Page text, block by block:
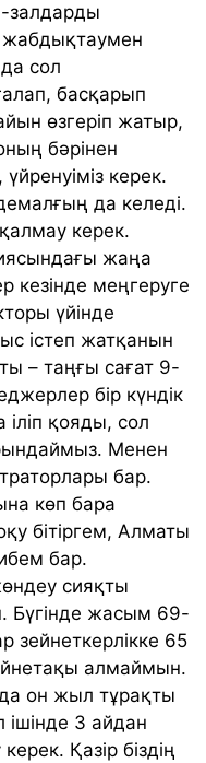
залдарды
сол
басқарып
өзгеріп жатыр,
бәрінен
керек.
да келеді.
керек.
жаңа
кезінде меңгеруге
үйінде
істеп жатқанын
– таңғы сағат 9-
бір күндік
қояды, сол
Менен
бар.
көп бара
бітіргем, Алматы
бар.
сияқты
Бүгінде жасым 69-
зейнеткерлікке 65
алмаймын.
он жыл тұрақты
3 айдан
Қазір біздің